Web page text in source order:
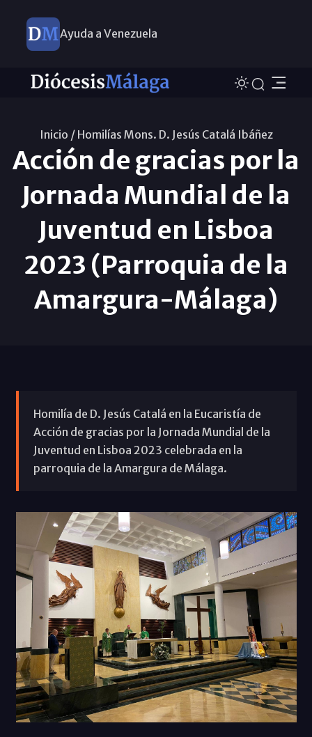
Ayuda a Venezuela
Inicio / Homilías Mons. D. Jesús Catalá Ibáñez
Acción de gracias por la
Jornada Mundial de la
Juventud en Lisboa
2023 (Parroquia de la
Amargura-Málaga)
Homilía de D. Jesús Catalá en la Eucaristía de
Acción de gracias por la Jornada Mundial de la
Juventud en Lisboa 2023 celebrada en la
parroquia de la Amargura de Málaga.